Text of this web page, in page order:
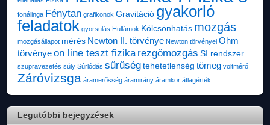
fonálinga Fénytan grafikonok Gravitáció gyakorló
feladatok gyorsulás Hullámok Kölcsönhatás mozgás
mozgásállapot mérés Newton II. törvénye Newton törvényei Ohm
törvényeon line teszt fizika rezgőmozgás SI rendszer
szupravezetés súly Súrlódás sűrűség tehetetlenség tömeg voltmérő
Záróvizsga áramerősség áramirány áramkör átlagérték
Legutóbbi bejegyzések